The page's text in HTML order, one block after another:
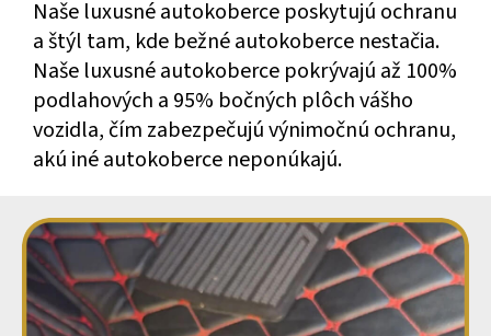
Naše luxusné autokoberce poskytujú ochranu
a štýl tam, kde bežné autokoberce nestačia.
Naše luxusné autokoberce pokrývajú až 100%
podlahových a 95% bočných plôch vášho
vozidla, čím zabezpečujú výnimočnú ochranu,
akú iné autokoberce neponúkajú.